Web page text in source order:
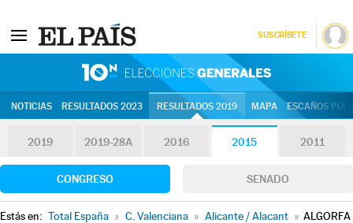
SUSCRÍBETE
NOTICIAS RESULTADOS 2023 RESULTADOS 2019 MAPA ESCAÑOS
2019 2019-28A 2016 2015 2011
CONGRESO SENADO
Estás en: Total España » C. Valenciana » Alicante / Alacant » ALGORFA